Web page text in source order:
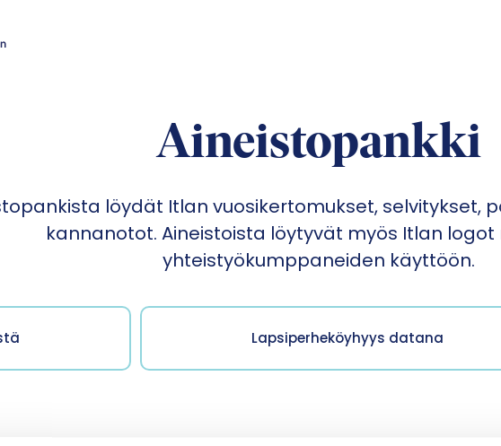
Aineistopankki
löydät Itlan vuosikertomukset, selvitykset,
kannanotot. Aineistoista löytyvät myös Itlan logot
yhteistyökumppaneiden käyttöön.
Lapsiperheköyhyys datana